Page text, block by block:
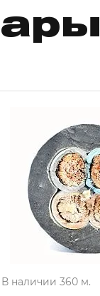
В наличии 360 м.